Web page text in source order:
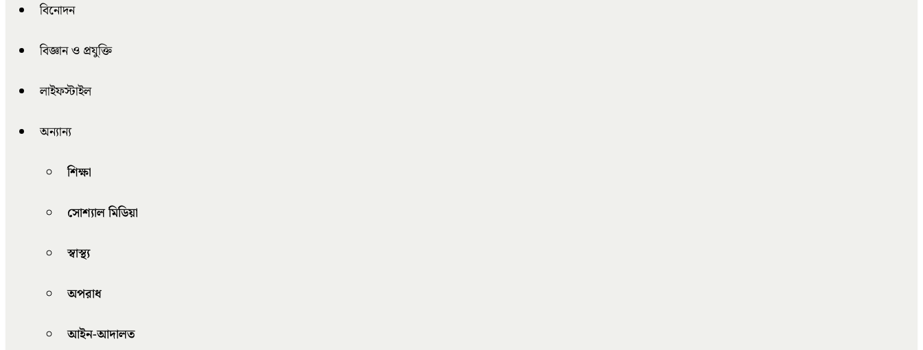
বিনোদন
বিজ্ঞান ও প্রযুক্তি
লাইফস্টাইল
অন্যান্য
শিক্ষা
সোশ্যাল মিডিয়া
স্বাস্থ্য
অপরাধ
আইন-আদালত